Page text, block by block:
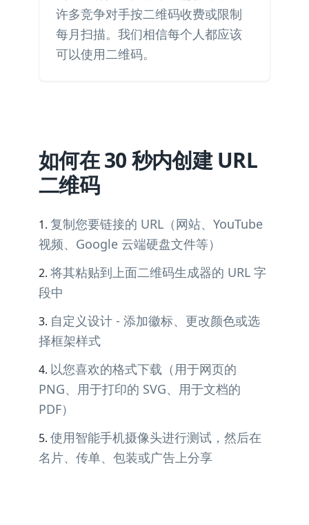
许多竞争对手按二维码收费或限制
每月扫描。我们相信每个人都应该
可以使用二维码。
如何在 30 秒内创建 URL
二维码
复制您要链接的 URL（网站、YouTube
视频、Google 云端硬盘文件等）
将其粘贴到上面二维码生成器的 URL 字
段中
自定义设计 - 添加徽标、更改颜色或选
择框架样式
以您喜欢的格式下载（用于网页的
PNG、用于打印的 SVG、用于文档的
PDF）
使用智能手机摄像头进行测试，然后在
名片、传单、包装或广告上分享